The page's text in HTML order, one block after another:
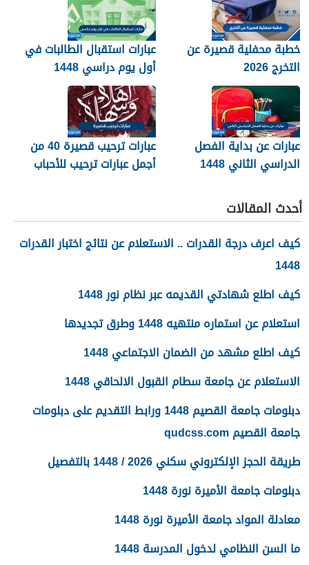
خطبة محفلية قصيرة عن
التخرج 2026
عبارات استقبال الطالبات في
أول يوم دراسي 1448
عبارات عن بداية الفصل
الدراسي الثاني 1448
عبارات ترحيب قصيرة 40 من
أجمل عبارات ترحيب للأحباب
أحدث المقالات
كيف اعرف درجة القدرات .. الاستعلام عن نتائج اختبار القدرات
1448
كيف اطلع شهادتي القديمه عبر نظام نور 1448
استعلام عن استماره منتهيه 1448 وطرق تجديدها
كيف اطلع مشهد من الضمان الاجتماعي 1448
الاستعلام عن جامعة سطام القبول الالحاقي 1448
دبلومات جامعة القصيم 1448 ورابط التقديم على دبلومات
جامعة القصيم qudcss.com
طريقة الحجز الإلكتروني سكني 2026 / 1448 بالتفصيل
دبلومات جامعة الأميرة نورة 1448
معادلة المواد جامعة الأميرة نورة 1448
ما السن النظامي لدخول المدرسة 1448